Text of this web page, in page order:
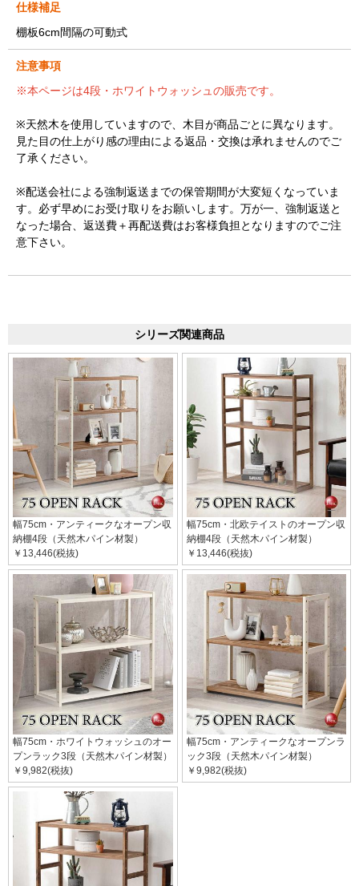
仕様補足
棚板6cm間隔の可動式
注意事項
※本ページは4段・ホワイトウォッシュの販売です。
※天然木を使用していますので、木目が商品ごとに異なります。
見た目の仕上がり感の理由による返品・交換は承れませんのでご
了承ください。
※配送会社による強制返送までの保管期間が大変短くなっていま
す。必ず早めにお受け取りをお願いします。万が一、強制返送と
なった場合、返送費＋再配送費はお客様負担となりますのでご注
意下さい。
シリーズ関連商品
幅75cm・アンティークなオープン収
納棚4段（天然木パイン材製）
￥13,446(税抜)
幅75cm・北欧テイストのオープン収
納棚4段（天然木パイン材製）
￥13,446(税抜)
幅75cm・ホワイトウォッシュのオー
プンラック3段（天然木パイン材製）
￥9,982(税抜)
幅75cm・アンティークなオープンラ
ック3段（天然木パイン材製）
￥9,982(税抜)